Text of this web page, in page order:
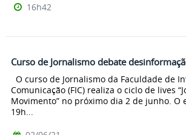
16h42
Curso de Jornalismo debate
O curso de Jornalismo da Faculdade de
Comunicação (FIC) realiza o ciclo de lives
Movimento” no próximo dia 2 de junho. O
19h...